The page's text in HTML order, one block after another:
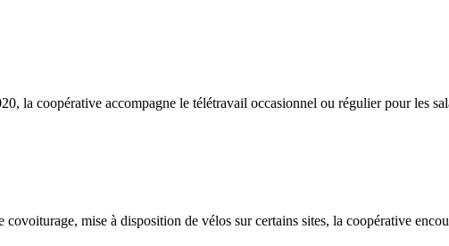
la coopérative accompagne le télétravail occasionnel ou régulier pour les
mise à disposition de vélos sur certains sites, la coopérative